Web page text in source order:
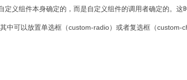
义组件本身确定的，而是自定义组件的调用者确定的。这
中可以放置单选框（custom-radio）或者复选框（custom-